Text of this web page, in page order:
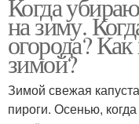
Когда
на зиму.
огорода?
зимой?
Зимой свежая
пироги. Осенью,